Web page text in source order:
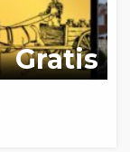
Gratis